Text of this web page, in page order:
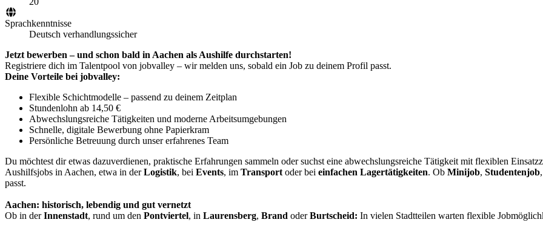
Sprachkenntnisse
Deutsch verhandlungssicher
Jetzt bewerben – und schon bald in Aachen als Aushilfe durchstarten!
Registriere dich im Talentpool von jobvalley – wir melden uns, sobald ein Job zu deinem Profil passt.
Deine Vorteile bei jobvalley:
Flexible Schichtmodelle – passend zu deinem Zeitplan
Stundenlohn ab 14,50 €
Abwechslungsreiche Tätigkeiten und moderne Arbeitsumgebungen
Schnelle, digitale Bewerbung ohne Papierkram
Persönliche Betreuung durch unser erfahrenes Team
Du möchtest dir etwas dazuverdienen, praktische Erfahrungen sammeln oder suchst eine abwechslungsreiche Tätigkeit mit flexiblen
Aushilfsjobs in Aachen, etwa in derLogistik, bei Events, im Transport oder bei einfachen Lagertätigkeiten. Ob Minijob, Studentenjob
passt.
Aachen: historisch, lebendig und gut vernetzt
Ob in derInnenstadt, rund um den Pontviertel, in Laurensberg, Brand oderBurtscheid: In vielen Stadtteilen warten flexible